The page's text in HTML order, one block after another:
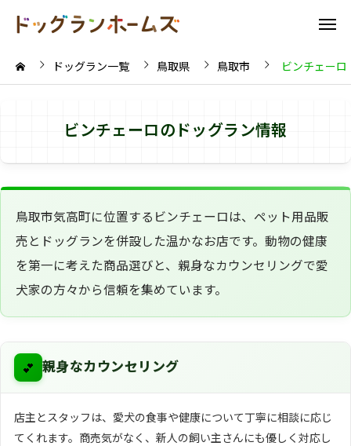
ドッグラン一覧 鳥取県 鳥取市 ビンチェーロ
ビンチェーロのドッグラン情報
鳥取市気高町に位置するビンチェーロは、ペット用品販
売とドッグランを併設した温かなお店です。動物の健康
を第一に考えた商品選びと、親身なカウンセリングで愛
犬家の方々から信頼を集めています。
💕 親身なカウンセリング
店主とスタッフは、愛犬の食事や健康について丁寧に相談に応じ
てくれます。商売気がなく、新人の飼い主さんにも優しく対応し